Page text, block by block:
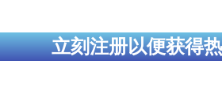
立刻注册以便获得